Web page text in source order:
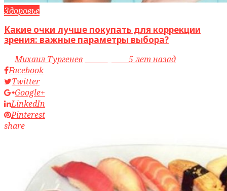
Здоровье
Какие очки лучше покупать для коррекции
зрения: важные параметры выбора?
byМихаил Тургенев
5 лет назад
Facebook
Twitter
Google+
LinkedIn
Pinterest
share